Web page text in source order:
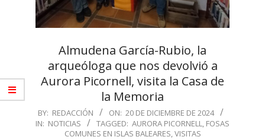
Almudena García-Rubio, la
arqueóloga que nos devolvió a
Aurora Picornell, visita la Casa de
la Memoria
2024-
12-
BY: REDACCIÓN ON: 20 DE DICIEMBRE DE 2024
IN: NOTICIAS TAGGED: AURORA PICORNELL, FOSAS
COMUNES EN ISLAS BALEARES,VISITAS